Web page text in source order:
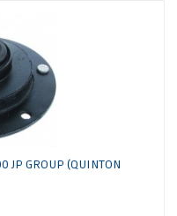
GROUP (QUINTON